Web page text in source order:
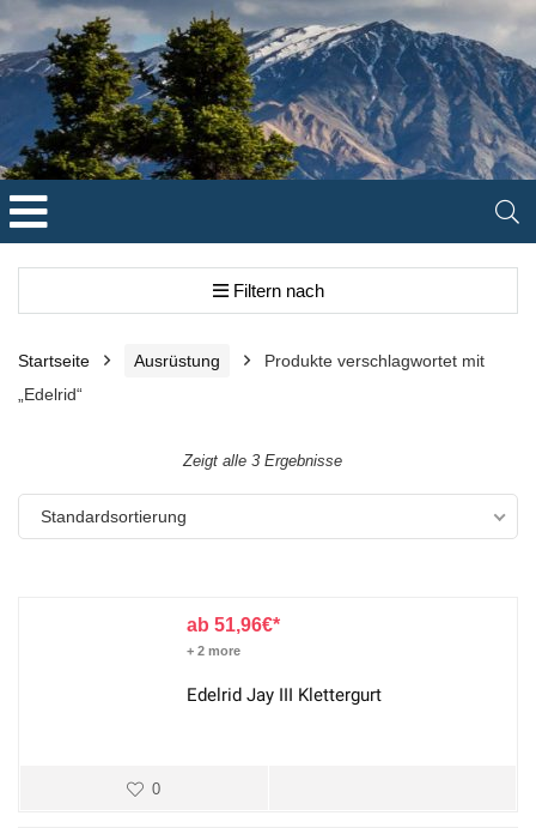
Filtern nach
Startseite Ausrüstung
Produkte verschlagwortet mit
„Edelrid“
Zeigt alle 3 Ergebnisse
Standardsortierung
51,96€
+ 2 more
Edelrid Jay III Klettergurt
0